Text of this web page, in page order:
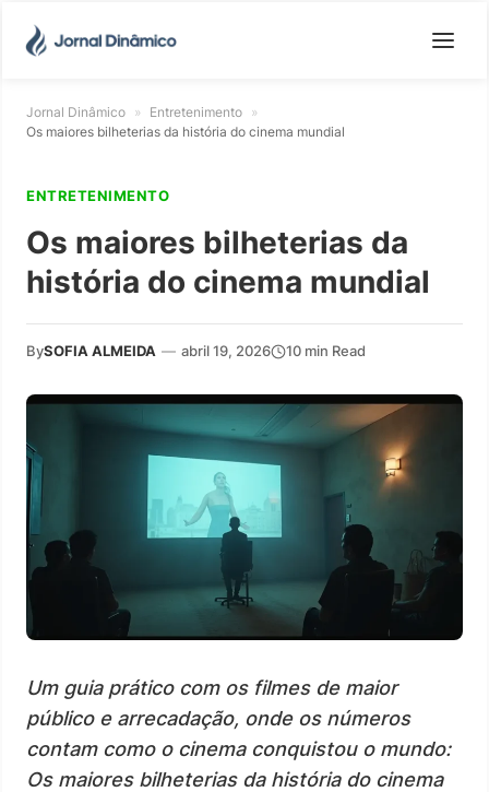
Jornal Dinâmico » Entretenimento »
Os maiores bilheterias da história do cinema mundial
ENTRETENIMENTO
Os maiores bilheterias da
história do cinema mundial
BySOFIA ALMEIDA — abril 19, 2026 10 min Read
Um guia prático com os filmes de maior
público e arrecadação, onde os números
contam como o cinema conquistou o mundo:
Os maiores bilheterias da história do cinema